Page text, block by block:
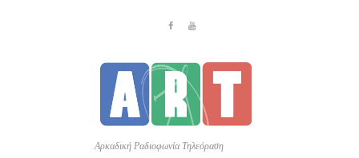
Αρκαδική Ραδιοφωνία Τηλεόραση